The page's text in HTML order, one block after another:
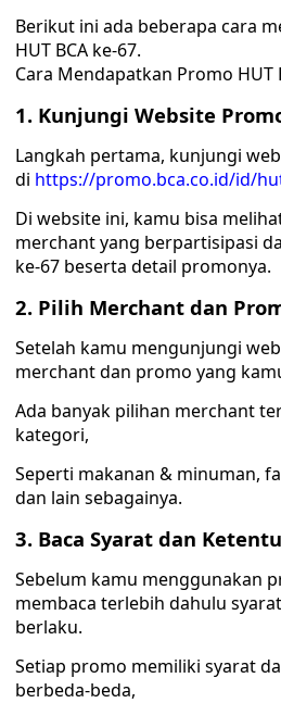
Berikut ini ada beberapa cara
HUT BCA ke-67.
Cara Mendapatkan Promo HUT
1. Kunjungi Website
Langkah pertama, kunjungi
di https://promo.bca.co.id/id/
Di website ini, kamu bisa
merchant yang berpartisipasi
ke-67 beserta detail promonya.
2. Pilih Merchant dan
Setelah kamu mengunjungi
merchant dan promo yang
Ada banyak pilihan merchant
kategori,
Seperti makanan & minuman,
dan lain sebagainya.
3. Baca Syarat dan
Sebelum kamu menggunakan
membaca terlebih dahulu
berlaku.
Setiap promo memiliki syarat
berbeda-beda,